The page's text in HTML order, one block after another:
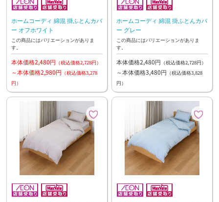
ホームコーディ 綿混 掛ふとんカバ
ー オフホワイト
この商品にはバリエーションがありま
す。
本体価格2,480円 （税込価格2,728円）
～本体価格2,980円 （税込価格3,278
円）
ホームコーディ 綿混 掛ふとんカバ
ー グレー
この商品にはバリエーションがありま
す。
本体価格2,480円 （税込価格2,728円）
～本体価格3,480円 （税込価格3,828
円）